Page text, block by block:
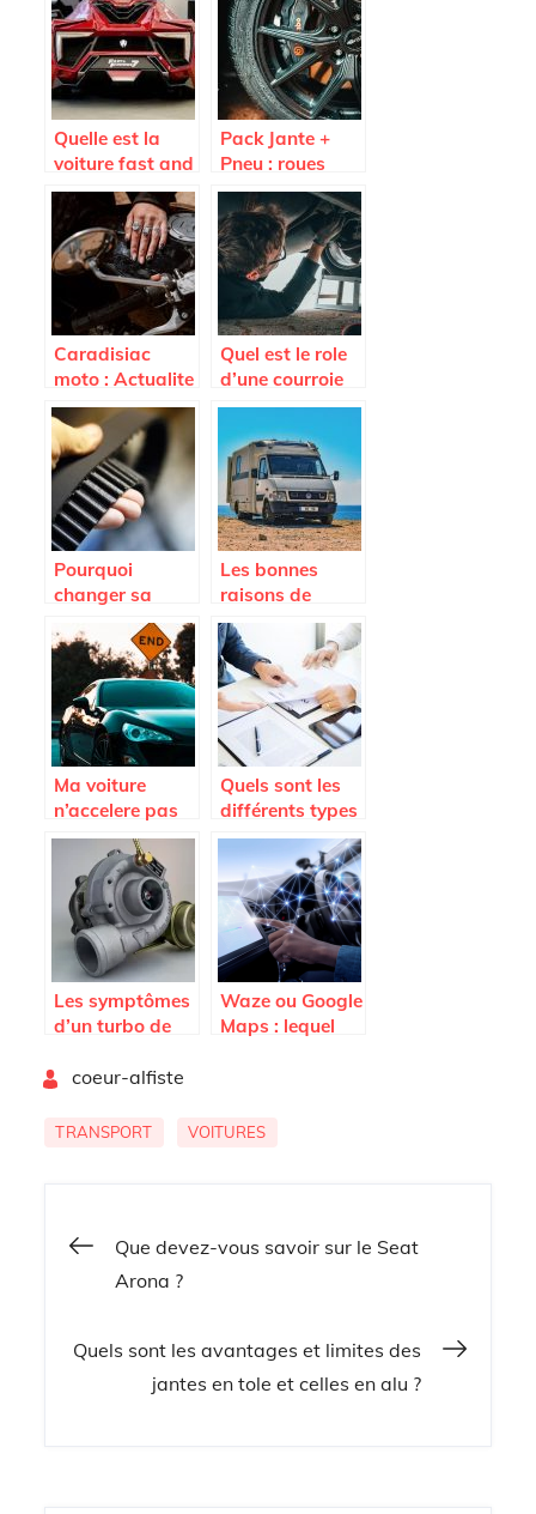
faire ?
Quelle est la
voiture fast and
Furious 7 la plus
vendue aux
encheres ?
Pack Jante +
Pneu : roues
completes pas
cheres sur
Avatacar.com
Caradisiac
moto : Actualite
moto, scooter,
equipements et
accessoires
moto
Quel est le role
d’une courroie
d’alternateur
Pourquoi
changer sa
courroie de
distribution
Renault ?
Les bonnes
raisons de
voyager en van
Ma voiture
n’accelere pas
plus; est-ce que
je dois changer
l’embrayage ?
Quels sont les
différents types
d’assurances
auto ?
Les symptômes
d’un turbo de
causes de
ent
Waze ou Google
Maps : lequel
coeur-alfiste
TRANSPORT VOITURES
Navigation
l’article
Que devez-vous savoir sur le Seat
Arona ?
Quels sont les avantages et limites des
jantes en tole et celles en alu ?